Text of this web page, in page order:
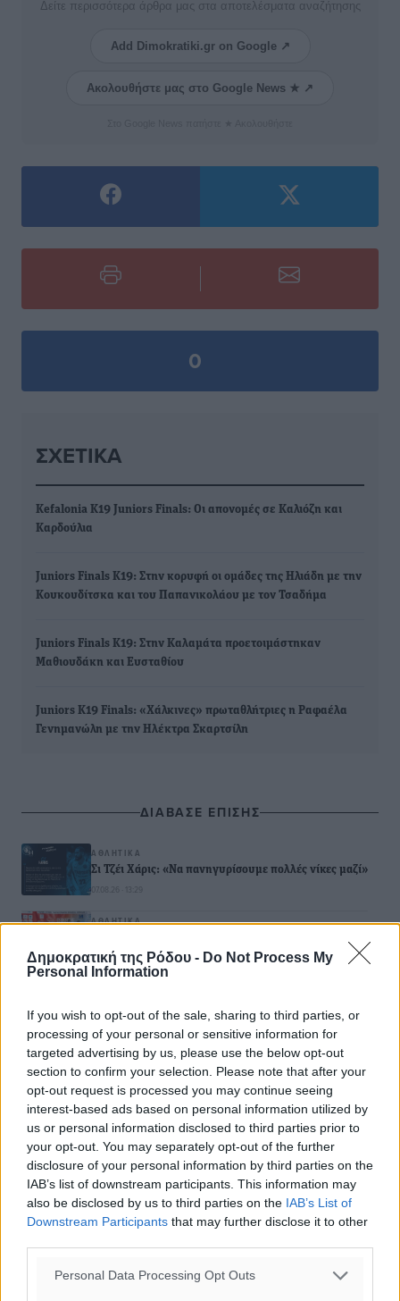
Δημοκρατική της Ρόδου - Do Not Process My
Personal Information
If you wish to opt-out of the sale, sharing to third parties, or
processing of your personal or sensitive information for
targeted advertising by us, please use the below opt-out
section to confirm your selection. Please note that after your
opt-out request is processed you may continue seeing
interest-based ads based on personal information utilized by
us or personal information disclosed to third parties prior to
your opt-out. You may separately opt-out of the further
disclosure of your personal information by third parties on the
IAB’s list of downstream participants. This information may
also be disclosed by us to third parties on the IAB’s List of
Downstream Participants that may further disclose it to other
Personal Data Processing Opt Outs
Δείτε περισσότερα άρθρα μας στα αποτελέσματα αναζήτησης
Add Dimokratiki.gr on Google ↗
Ακολουθήστε μας στο Google News ★ ↗
0
ΣΧΕΤΙΚΆ
Kefalonia K19 Juniors Finals: Οι απονομές σε Καλιόζη και
Καρδούλια
Juniors Finals K19: Στην κορυφή οι ομάδες της Ηλιάδη με την
Κουκουδίτσκα και του Παπανικολάου με τον Τσαδήμα
Juniors Finals K19: Στην Καλαμάτα προετοιμάστηκαν
Μαθιουδάκη και Ευσταθίου
Juniors K19 Finals: «Χάλκινες» πρωταθλήτριες η Ραφαέλα
Γενημανώλη με την Ηλέκτρα Σκαρτσίλη
ΔΙΑΒΑΣΕ ΕΠΙΣΗΣ
ΑΘΛΗΤΙΚΆ
Σι Τζέι Χάρις: «Να πανηγυρίσουμε πολλές νίκες μαζί»
07.08.26 · 13:29
ΑΘΛΗΤΙΚΆ
Πρωτάθλημα Πίστας
07.08.26 · 13:27
Διαγόρας: Μετεγγραφικό ντεμαράζ
07.08.26 · 13:25
Σχολιασμός Άρθρου
Τα σχόλια εκφράζουν αποκλειστικά τον εκάστοτε
σχολιαστή. Η Δημοκρατική δεν υιοθετεί αυτές τις
απόψεις. Διατηρούμε το δικαίωμα να διαγράψουμε όποια
σχόλια θεωρούμε προσβλητικά ή περιέχουν ύβρεις, χωρίς
καμμία προειδοποίηση. Χρήστες που δεν τηρούν τους
όρους χρήσης αποκλείονται.